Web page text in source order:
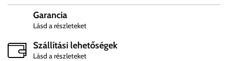
Garancia
Lásd a részleteket
Szállítási lehetőségek
Lásd a részleteket